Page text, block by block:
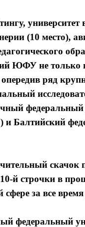
(10 место),
ЮФУ не только
ряд
и Балтийский
скачок
й строчки в
сфере за все
федеральный